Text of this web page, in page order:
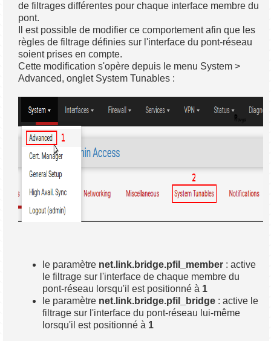
de filtrages différentes pour chaque interface membre du
pont.
Il est possible de modifier ce comportement afin que les
règles de filtrage définies sur l'interface du pont-réseau
soient prises en compte.
Cette modification s'opère depuis le menu System >
Advanced, onglet System Tunables :
le paramètre net.link.bridge.pfil_member : active
le filtrage sur l'interface de chaque membre du
pont-réseau lorsqu'il est positionné à 1
le paramètre net.link.bridge.pfil_bridge : active le
filtrage sur l'interface du pont-réseau lui-même
lorsqu'il est positionné à 1